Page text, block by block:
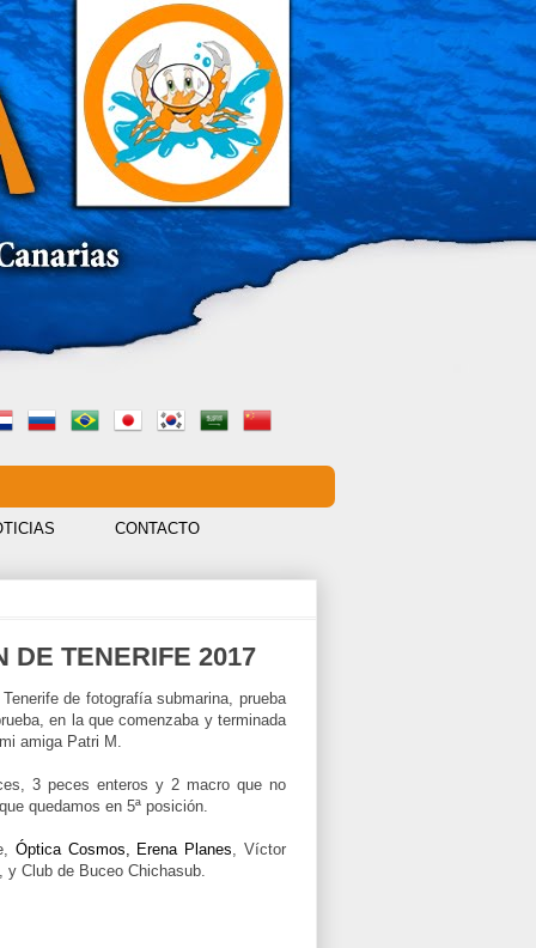
CONTACTO
DE TENERIFE 2017
de fotografía submarina, prueba
en la que comenzaba y terminada
amiga Patri M.
3 peces enteros y 2 macro que no
quedamos en 5ª posición.
Óptica Cosmos, Erena Planes, Víctor
y Club de Buceo Chichasub.